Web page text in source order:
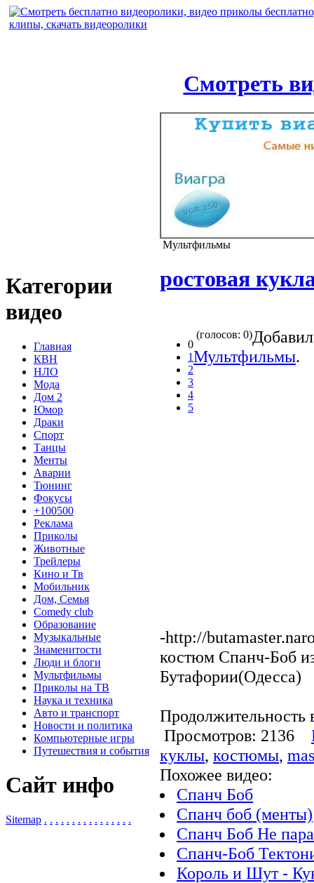
Смотреть
Категории
видео
Главная
КВН
НЛО
Мода
Дом 2
Юмор
Драки
Спорт
Танцы
Менты
Аварии
Тюнинг
Фокусы
+100500
Реклама
Приколы
Животные
Трейлеры
Кино и Тв
Мобильник
Дом, Семья
Comedy club
Образование
Музыкальные
Знаменитости
Люди и блоги
Мультфильмы
Приколы на ТВ
Наука и техника
Авто и транспорт
Новости и политика
Компьютерные игры
Путешествия и события
Сайт инфо
Sitemap . . . . . . . . . . . . . . . .
Мультфильмы
ростовая
0
1
2
3
4
5
(голосов: 0)
Мультфильмы.
-http://
костюм Спанч-Боб
Бутафории(Одесса)
Продолжительность
Просмотров: 2136
куклы, костюмы,
Похожее видео:
Спанч Боб
Спанч боб (менты)
Спанч Боб Не пара
Спанч-Боб
Король и Шут -